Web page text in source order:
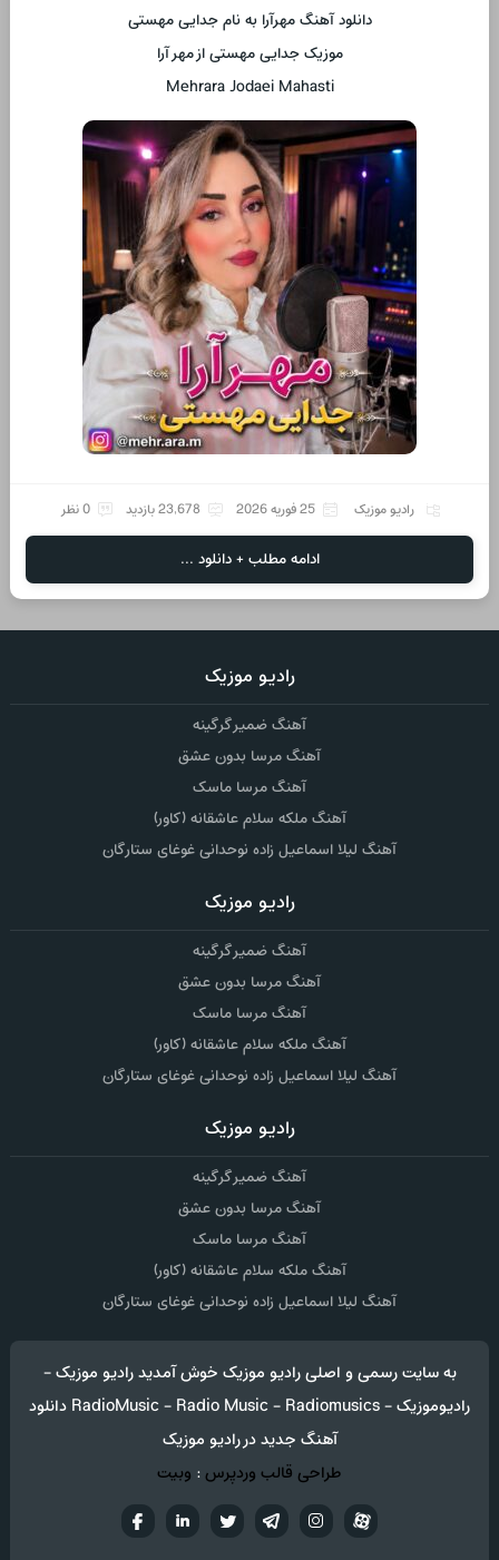
دانلود آهنگ مهرآرا به نام جدایی مهستی
موزیک جدایی مهستی از مهر آرا
Mehrara Jodaei Mahasti
رادیو موزیک 25 فوریه 2026 23,678 بازدید 0 نظر
ادامه مطلب + دانلود ...
رادیو موزیک
آهنگ ضمیر گرگینه
آهنگ مرسا بدون عشق
آهنگ مرسا ماسک
آهنگ ملکه سلام عاشقانه (کاور)
آهنگ لیلا اسماعیل زاده نوحدانی غوغای ستارگان
رادیو موزیک
آهنگ ضمیر گرگینه
آهنگ مرسا بدون عشق
آهنگ مرسا ماسک
آهنگ ملکه سلام عاشقانه (کاور)
آهنگ لیلا اسماعیل زاده نوحدانی غوغای ستارگان
رادیو موزیک
آهنگ ضمیر گرگینه
آهنگ مرسا بدون عشق
آهنگ مرسا ماسک
آهنگ ملکه سلام عاشقانه (کاور)
آهنگ لیلا اسماعیل زاده نوحدانی غوغای ستارگان
به سایت رسمی و اصلی رادیو موزیک خوش آمدید رادیو موزیک -
رادیوموزیک - RadioMusic - Radio Music - Radiomusics دانلود
آهنگ جدید در رادیو موزیک
طراحی قالب وردپرس: وبیت
تويترتلگراماینستاگرام آپارات